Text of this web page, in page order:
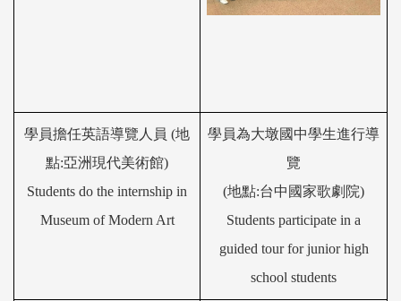
學員擔任英語導覽 人員 (地
點:亞洲現代美術館)
Students do the internship in
Museum of Modern Art
學員為大墩國中學生進行導
覽
(地點:台中國家歌劇院)
Students participate in a
guided tour forjuniorhigh
school students